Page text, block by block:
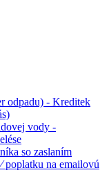
odpadu) - Kreditek
vody -
so zaslaním
poplatku na emailovú